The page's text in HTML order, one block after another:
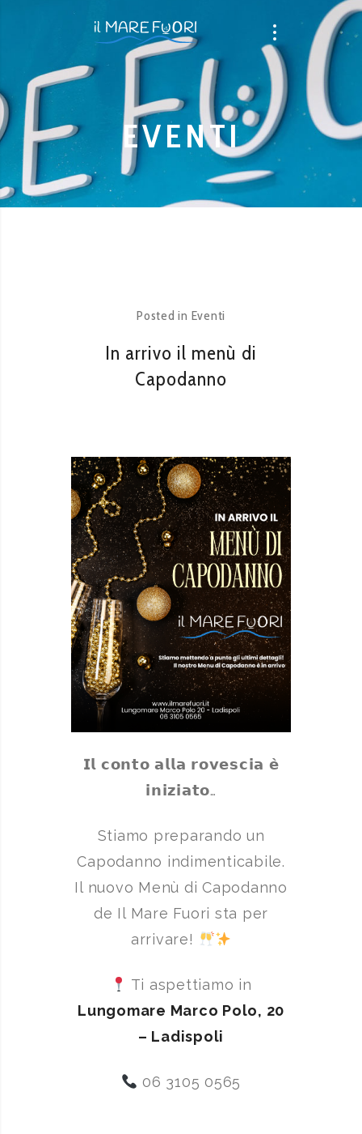
EVENTI
Posted in Eventi
In arrivo il menù di
Capodanno
𝗜𝗹 𝗰𝗼𝗻𝘁𝗼 𝗮𝗹𝗹𝗮 𝗿𝗼𝘃𝗲𝘀𝗰𝗶𝗮 𝗲̀
𝗶𝗻𝗶𝘇𝗶𝗮𝘁𝗼…
Stiamo preparando un
Capodanno indimenticabile.
Il nuovo Menù di Capodanno
de Il Mare Fuori sta per
arrivare!
Ti aspettiamo in
Lungomare Marco Polo, 20
– Ladispoli
06 3105 0565